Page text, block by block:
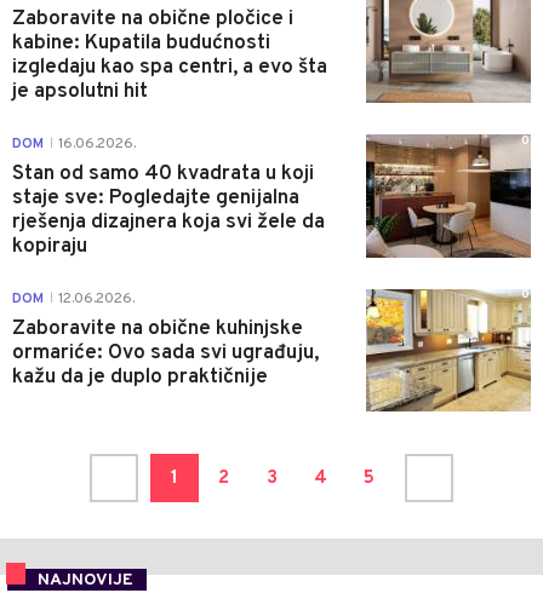
Zaboravite na obične pločice i
kabine: Kupatila budućnosti
izgledaju kao spa centri, a evo šta
je apsolutni hit
DOM 16.06.2026.
Stan od samo 40 kvadrata u koji
staje sve: Pogledajte genijalna
rješenja dizajnera koja svi žele da
kopiraju
0
DOM 12.06.2026.
Zaboravite na obične kuhinjske
ormariće: Ovo sada svi ugrađuju,
kažu da je duplo praktičnije
0
1 2 3 4 5
NAJNOVIJE